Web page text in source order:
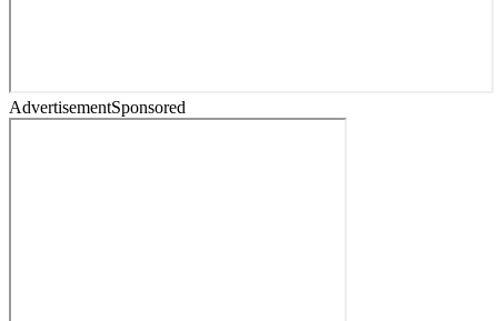
AdvertisementSponsored